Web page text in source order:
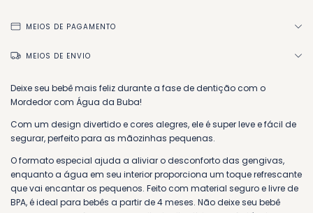
MEIOS DE PAGAMENTO
MEIOS DE ENVIO
Deixe seu bebê mais feliz durante a fase de dentição com o
Mordedor com Água da Buba!
Com um design divertido e cores alegres, ele é super leve e fácil de
segurar, perfeito para as mãozinhas pequenas.
O formato especial ajuda a aliviar o desconforto das gengivas,
enquanto a água em seu interior proporciona um toque refrescante
que vai encantar os pequenos. Feito com material seguro e livre de
BPA, é ideal para bebês a partir de 4 meses. Não deixe seu bebê